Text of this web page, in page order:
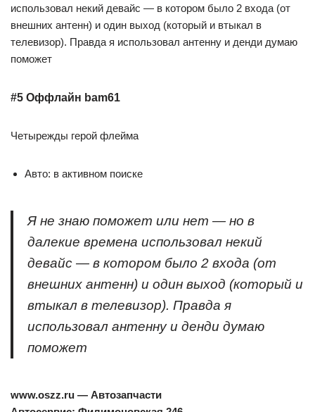
использовал некий девайс — в котором было 2 входа (от
внешних антенн) и один выход (который и втыкал в
телевизор). Правда я использовал антенну и денди думаю
поможет
#5 Оффлайн bam61
Четырежды герой флейма
Авто: в активном поиске
Я не знаю поможет или нет — но в
далекие времена использовал некий
девайс — в котором было 2 входа (от
внешних антенн) и один выход (который и
втыкал в телевизор). Правда я
использовал антенну и денди думаю
поможет
www.oszz.ru — Автозапчасти